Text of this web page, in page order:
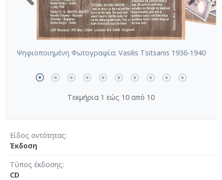
Ψηφιοποιημένη Φωτογραφία: Vasilis Tsitsanis 1936-1940
Τεκμήρια 1 εώς 10 από 10
Είδος οντότητας
Έκδοση
Τύπος έκδοσης
CD